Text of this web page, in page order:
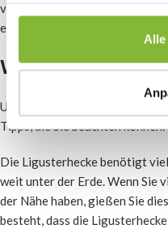
gesammelt haben.
Alle
vorzunehmen. Im nächsten
eine schöne und volle Hecke.
Weitere Tipps
Um Ihre Ligusterhecke schön
Tipps, die Sie beachten können:
Die Ligusterhecke benötigt
weit unter der Erde. Wenn Sie
der Nähe haben, gießen Sie
besteht, dass die